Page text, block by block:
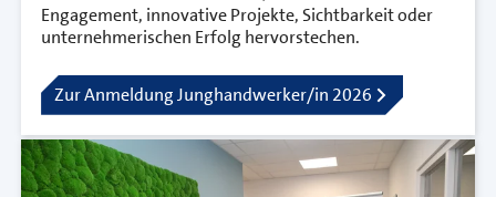
Engagement, innovative Projekte, Sichtbarkeit oder
unternehmerischen Erfolg hervorstechen.
Zur Anmeldung Junghandwerker/in 2026